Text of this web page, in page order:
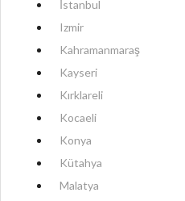
İstanbul
Izmir
Kahramanmaraş
Kayseri
Kırklareli
Kocaeli
Konya
Kütahya
Malatya